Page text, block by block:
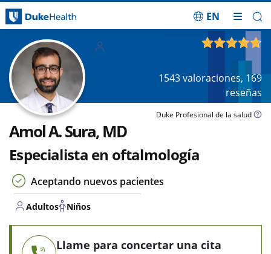
EN
4.69de 5
1543valoraciones, 169
reseñas
Duke Profesional de la salud
Amol A. Sura, MD
Especialista en oftalmología
Aceptando nuevos pacientes
Adultos Niños
Llame para concertar una cita